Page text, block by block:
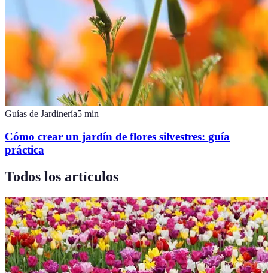
Guías de Jardinería5 min
Cómo crear un jardín de flores silvestres: guía
práctica
Todos los artículos